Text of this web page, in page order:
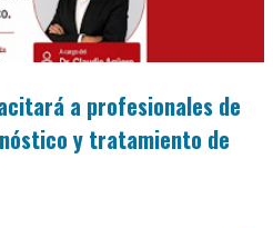
a profesionales de
y tratamiento de